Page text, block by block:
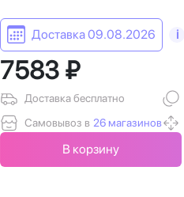
Доставка 09.08.2026 i
7583 ₽
Доставка бесплатно
Самовывоз в 26 магазинов
В корзину